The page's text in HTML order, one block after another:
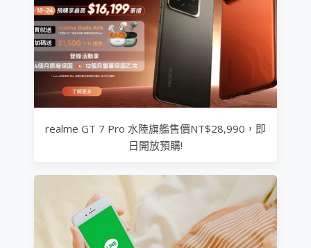
realme GT 7 Pro 水陸旗艦售價NT$28,990，即
日開放預購!